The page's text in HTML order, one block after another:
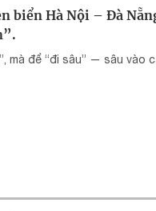
biển Hà Nội – Đà
mà để “đi sâu” — sâu vào